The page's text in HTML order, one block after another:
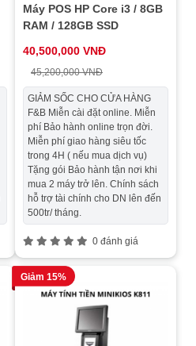
Máy POS HP Core i3 / 8GB
RAM / 128GB SSD
40,500,000 VNĐ
45,200,000 VNĐ
GIẢM SỐC CHO CỬA HÀNG
F&B Miễn cài đặt online. Miễn
phí Bảo hành online trọn đời.
Miễn phí giao hàng siêu tốc
trong 4H ( nếu mua dịch vụ)
Tặng gói Bảo hành tận nơi khi
mua 2 máy trở lên. Chính sách
hỗ trợ tài chính cho DN lên đến
500tr/ tháng.
0 đánh giá
Giảm 15%